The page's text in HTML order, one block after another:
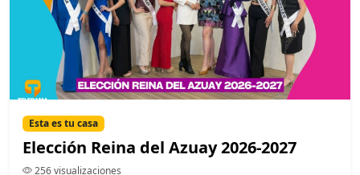
Esta es tu casa
Elección Reina del Azuay 2026-2027
256 visualizaciones